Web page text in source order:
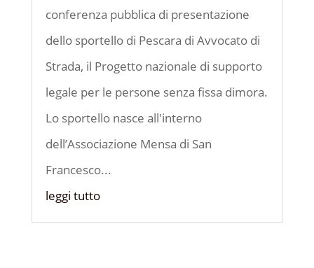
conferenza pubblica di presentazione
dello sportello di Pescara di Avvocato di
Strada, il Progetto nazionale di supporto
legale per le persone senza fissa dimora.
Lo sportello nasce all'interno
dell’Associazione Mensa di San
Francesco...
leggi tutto